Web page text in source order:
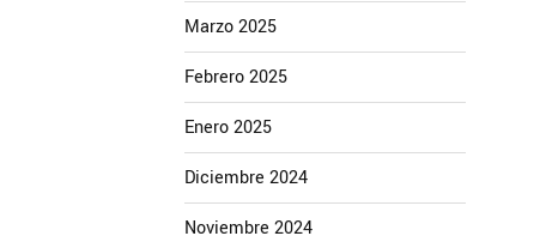
Marzo 2025
Febrero 2025
Enero 2025
Diciembre 2024
Noviembre 2024